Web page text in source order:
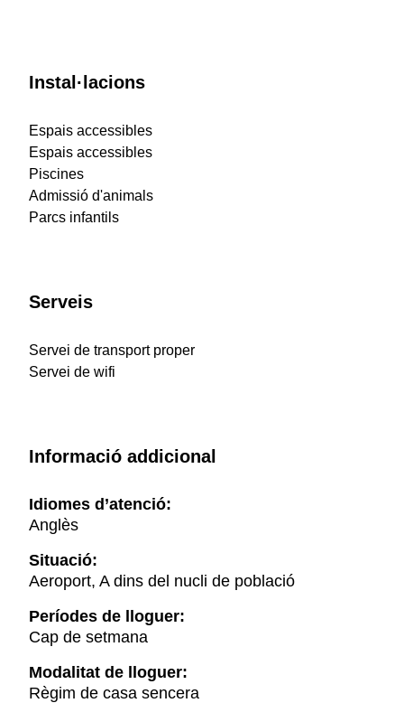
Instal·lacions
Espais accessibles
Espais accessibles
Piscines
Admissió d'animals
Parcs infantils
Serveis
Servei de transport proper
Servei de wifi
Informació addicional
Idiomes d’atenció:
Anglès
Situació:
Aeroport, A dins del nucli de població
Períodes de lloguer:
Cap de setmana
Modalitat de lloguer:
Règim de casa sencera